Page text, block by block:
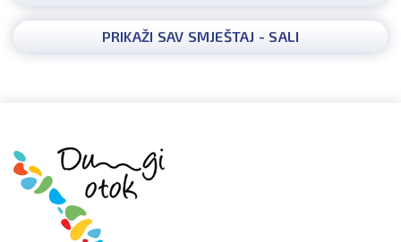
PRIKAŽI SAV SMJEŠTAJ - SALI